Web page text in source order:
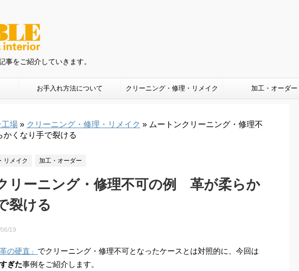
事をご紹介していきます。
お手入れ方法について クリーニング・修理・リメイク 加工・オーダー
工場 » クリーニング・修理・リメイク » ムートンクリーニング・修理不
くなり手で裂ける
リメイク 加工・オーダー
リーニング・修理不可の例 革が柔らか
裂ける
19
革の硬直 」 でクリーニング・修理不可となったケースとは対照的に、今回は
ぎた事例をご紹介します。